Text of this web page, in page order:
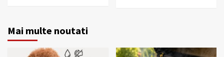
Mai multe noutati